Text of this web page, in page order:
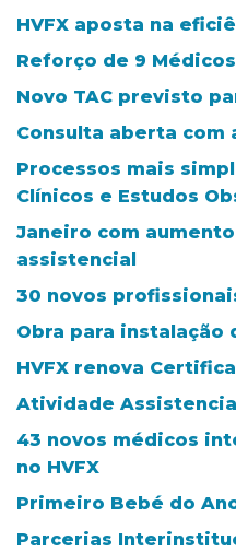
HVFX aposta na
Reforço de 9
Novo TAC previsto
Consulta aberta com
Processos mais
Clínicos e Estudos
Janeiro com
assistencial
30 novos
Obra para instalação
HVFX renova
Atividade
43 novos médicos
no HVFX
Primeiro Bebé do
Parcerias